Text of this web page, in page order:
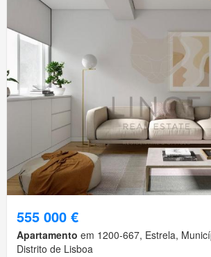
555 000 €
Apartamento em 1200-667, Estrela,
Distrito de Lisboa